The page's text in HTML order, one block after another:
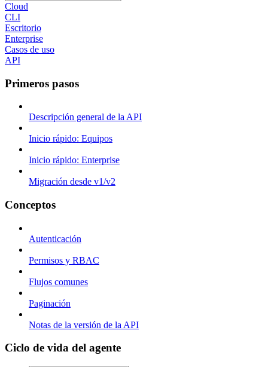
Cloud
CLI
Escritorio
Enterprise
Casos de uso
API
Primeros pasos
Descripción general de la API
Inicio rápido: Equipos
Inicio rápido: Enterprise
Migración desde v1/v2
Conceptos
Autenticación
Permisos y RBAC
Flujos comunes
Paginación
Notas de la versión de la API
Ciclo de vida del agente